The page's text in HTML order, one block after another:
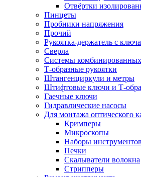
Отвёртки
Пинцеты
Пробники напряжения
Прочий
Рукоятка-держатель с
Сверла
Системы
Т-образные рукоятки
Штангенциркули и метры
Штифтовые ключи и Т-
Гаечные ключи
Гидравлические насосы
Для монтажа оптического
Кримперы
Микроскопы
Наборы инструментов
Печки
Скалыватели волокна
Стрипперы